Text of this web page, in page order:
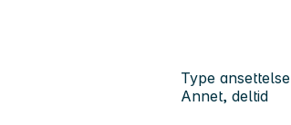
Type ansettelse
Annet, deltid